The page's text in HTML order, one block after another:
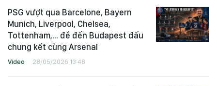
PSG vượt qua Barcelone, Bayern
Munich, Liverpool, Chelsea,
Tottenham,... để đến Budapest đấu
chung kết cùng Arsenal
Video 28/05/2026 13:48